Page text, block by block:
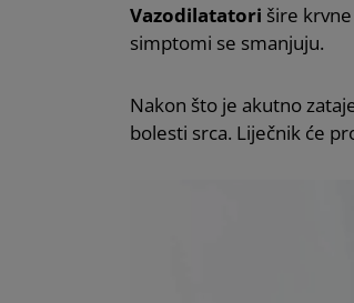
Vazodilatatori šire
simptomi se smanjuju.
Nakon što je akutno
bolesti srca. Liječnik će